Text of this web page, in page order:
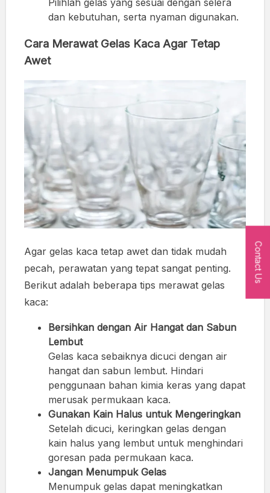
dan kebutuhan, serta nyaman digunakan.
Cara Merawat Gelas Kaca Agar Tetap
Awet
Agar gelas kaca tetap awet dan tidak mudah
pecah, perawatan yang tepat sangat penting.
Berikut adalah beberapa tips merawat gelas
kaca:
Bersihkan dengan Air Hangat dan Sabun
Lembut
Gelas kaca sebaiknya dicuci dengan air
hangat dan sabun lembut. Hindari
penggunaan bahan kimia keras yang dapat
merusak permukaan kaca.
Gunakan Kain Halus untuk Mengeringkan
Setelah dicuci, keringkan gelas dengan
kain halus yang lembut untuk menghindari
goresan pada permukaan kaca.
Jangan Menumpuk Gelas
Menumpuk gelas dapat meningkatkan
Contact Us